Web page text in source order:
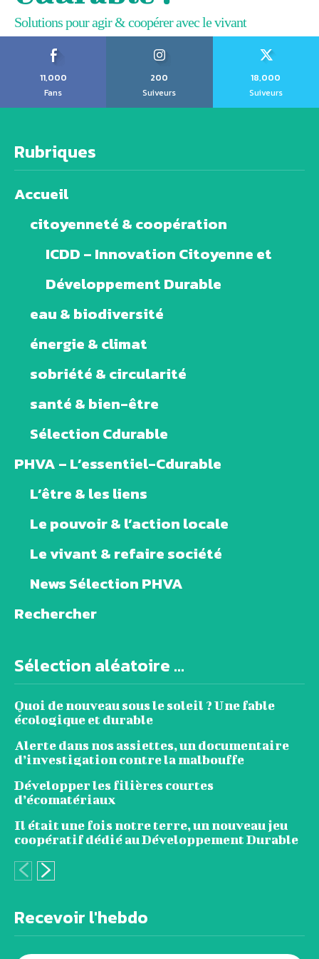
Solutions pour agir & coopérer avec le vivant
11,000
Fans
200
Suiveurs
18,000
Suiveurs
Rubriques
Accueil
citoyenneté & coopération
ICDD – Innovation Citoyenne et
Développement Durable
eau & biodiversité
énergie & climat
sobriété & circularité
santé & bien-être
Sélection Cdurable
PHVA – L’essentiel-Cdurable
L’être & les liens
Le pouvoir & l’action locale
Le vivant & refaire société
News Sélection PHVA
Rechercher
Sélection aléatoire ...
Quoi de nouveau sous le soleil ? Une fable
écologique et durable
Alerte dans nos assiettes, un documentaire
d’investigation contre la malbouffe
Développer les filières courtes
d’écomatériaux
Il était une fois notre terre, un nouveau jeu
coopératif dédié au Développement Durable
Recevoir l'hebdo